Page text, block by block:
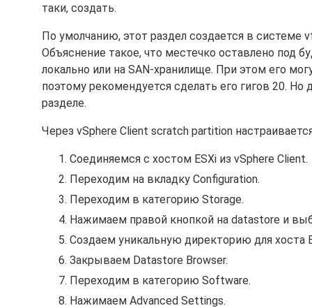
таки, создать.
По умолчанию, этот раздел создается в системе
Объяснение такое, что местечко оставлено под
локально или на SAN-хранилище. При этом его
поэтому рекомендуется сделать его гигов 20.
разделе.
Через vSphere Client scratch partition
Соединяемся с хостом ESXi из vSphere Client.
Переходим на вкладку Configuration.
Переходим в категорию Storage.
Нажимаем правой кнопкой на datastore и
Создаем уникальную директорию для хоста
Закрываем Datastore Browser.
Переходим в категорию Software.
Нажимаем Advanced Settings.